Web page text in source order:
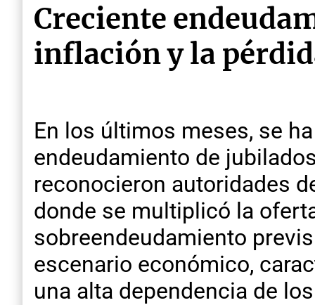
Creciente
inflación y la
En los últimos meses, se
endeudamiento de
reconocieron autoridades
donde se multiplicó la
sobreendeudamiento
escenario económico,
una alta dependencia de